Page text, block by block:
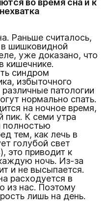
во время сна и к
Раньше считалось,
в шишковидной
уже доказано, что
кишечнике.
синдром
избыточного
патологии
нормально спать.
на ночное время,
пик. К семи утра
полностью
тем, как лечь в
голубой свет
это приводит к
ночь. Из-за
и не высыпается.
расходуется в
из нас. Поэтому
лишь на день.